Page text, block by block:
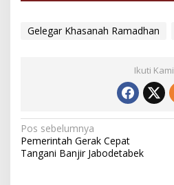
Gelegar Khasanah Ramadhan
Ikuti Kami
Navigasi
pos
Pos sebelumnya
Pemerintah Gerak Cepat
Tangani Banjir Jabodetabek